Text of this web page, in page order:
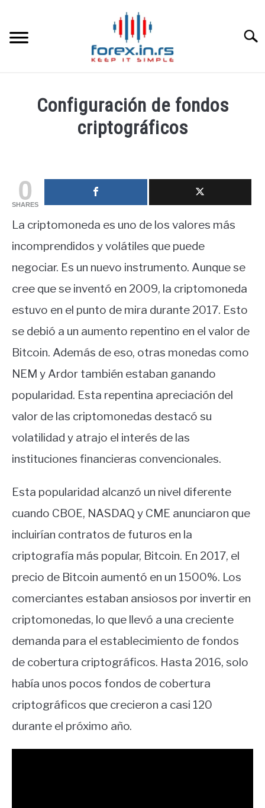
content
HOME ESPAÑOLA
LA INVERSIÓN
PAMM
CONTACT
Configuración de fondos
criptográficos
in
financiera
0
SHARES
La criptomoneda es uno de los valores más
incomprendidos y volátiles que puede
negociar. Es un nuevo instrumento. Aunque se
cree que se inventó en 2009, la criptomoneda
estuvo en el punto de mira durante 2017. Esto
se debió a un aumento repentino en el valor de
Bitcoin. Además de eso, otras monedas como
NEM y Ardor también estaban ganando
popularidad. Esta repentina apreciación del
valor de las criptomonedas destacó su
volatilidad y atrajo el interés de las
instituciones financieras convencionales.
Esta popularidad alcanzó un nivel diferente
cuando CBOE, NASDAQ y CME anunciaron que
incluirían contratos de futuros en la
criptografía más popular, Bitcoin. En 2017, el
precio de Bitcoin aumentó en un 1500%. Los
comerciantes estaban ansiosos por invertir en
criptomonedas, lo que llevó a una creciente
demanda para el establecimiento de fondos
de cobertura criptográficos. Hasta 2016, solo
había unos pocos fondos de cobertura
criptográficos que crecieron a casi 120
durante el próximo año.